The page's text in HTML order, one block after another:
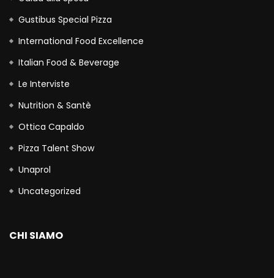
Gustibus Special Pizza
International Food Excellence
Italian Food & Beverage
Le Interviste
Nutrition & Santè
Ottica Capaldo
Pizza Talent Show
Unaprol
Uncategorized
CHI SIAMO